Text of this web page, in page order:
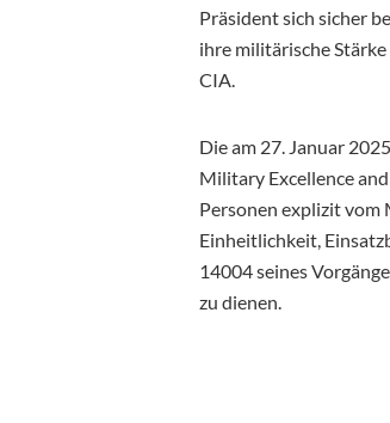
Präsident sich sicher
ihre militärische
CIA.
Die am 27. Januar
Military Excellence
Personen explizit vom
Einheitlichkeit,
14004 seines
zu dienen.